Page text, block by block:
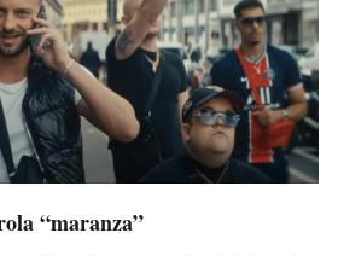
“maranza”